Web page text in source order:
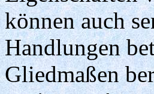
können auch
Handlungen
Gliedmaßen